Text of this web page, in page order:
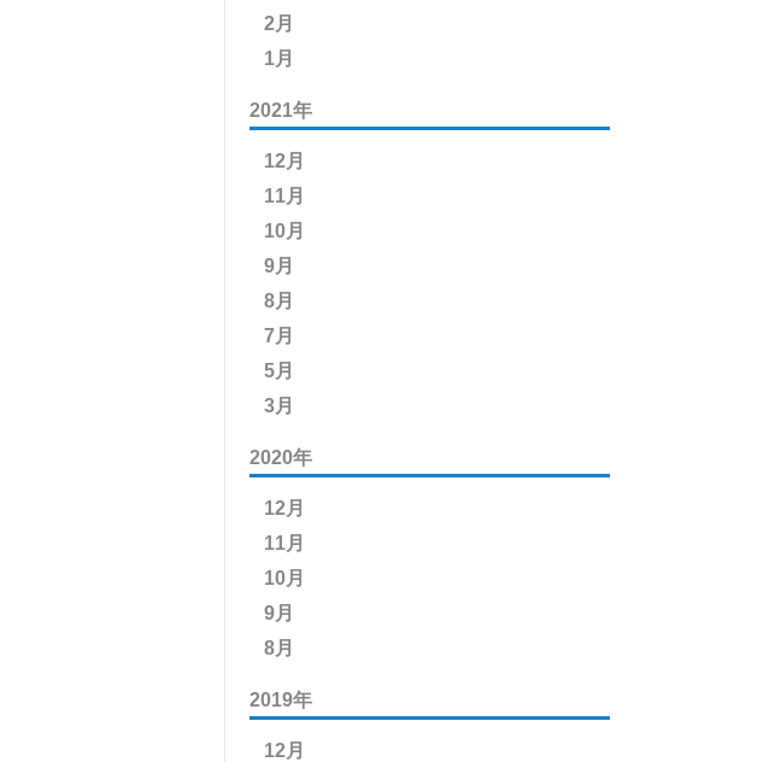
2月
1月
2021年
12月
11月
10月
9月
8月
7月
5月
3月
2020年
12月
11月
10月
9月
8月
2019年
12月